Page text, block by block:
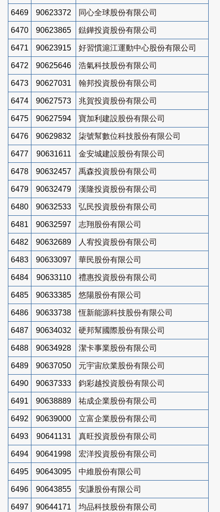
6469 90623372 同心全球股份有限公司
6470 90623865 鍅鏵投資股份有限公司
6471 90623915 好習慣滬江運動中心股份有限公司
6472 90625646 浩氣科技股份有限公司
6473 90627031 翰邦投資股份有限公司
6474 90627573 兆賀投資股份有限公司
6475 90627594 寶加利建設股份有限公司
6476 90629832 柒號幫數位科技股份有限公司
6477 90631611 金安城建設股份有限公司
6478 90632457 禹森投資股份有限公司
6479 90632479 漢隆投資股份有限公司
6480 90632533 弘民投資股份有限公司
6481 90632597 志翔股份有限公司
6482 90632689 人宥投資股份有限公司
6483 90633097 華民股份有限公司
6484 90633110 禮惠投資股份有限公司
6485 90633385 悠陽股份有限公司
6486 90633738 恆新能源科技股份有限公司
6487 90634032 硬邦幫國際股份有限公司
6488 90634928 潔卡事業股份有限公司
6489 90637050 元宇宙欣業股份有限公司
6490 90637333 鈞彩越投資股份有限公司
6491 90638889 祐成企業股份有限公司
6492 90639000 立富企業股份有限公司
6493 90641131 真旺投資股份有限公司
6494 90641998 宏洋投資股份有限公司
6495 90643095 中維股份有限公司
6496 90643855 安謙股份有限公司
6497 90644171 均品科技股份有限公司